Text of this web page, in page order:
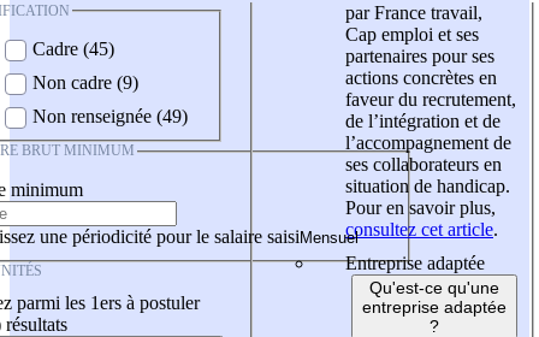
Cadre (45)
Non cadre (9)
Non renseignée (49)
BRUT MINIMUM
minimum
une périodicité pour le salaire saisi
parmi les 1ers à postuler
résultats
par France travail,
Cap emploi et ses
partenaires pour ses
actions concrètes en
faveur du recrutement,
de l’intégration et de
l’accompagnement de
ses collaborateurs en
situation de handicap.
Pour en savoir plus,
consultez cet article.
Entreprise adaptée
Qu'est-ce qu'une
entreprise adaptée
?